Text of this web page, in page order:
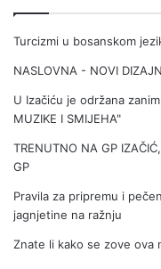
Turcizmi u bosanskom
NASLOVNA - NOVI DIZAJN
U Izačiću je održana
MUZIKE I SMIJEHA"
TRENUTNO NA GP
GP
Pravila za pripremu i
jagnjetine na ražnju
Znate li kako se zove ova